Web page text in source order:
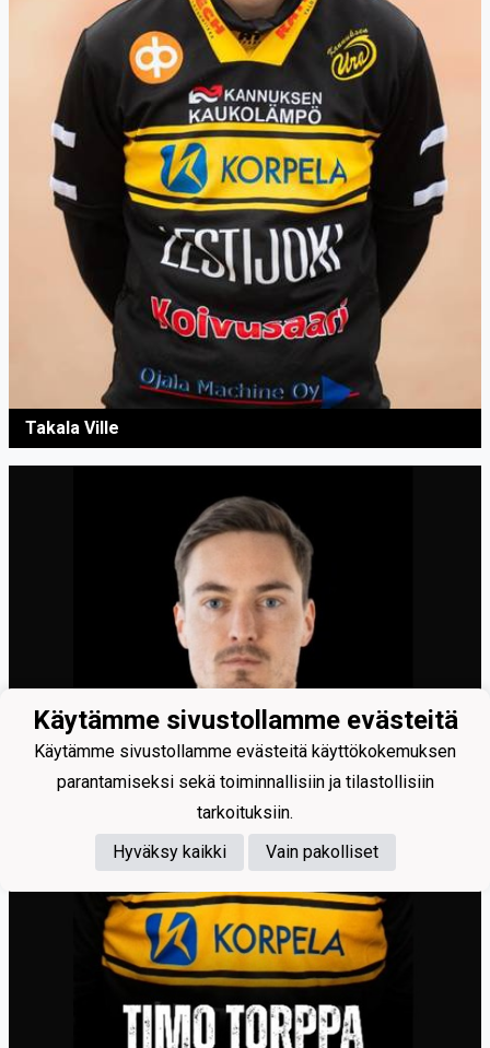
Takala Ville
Käytämme sivustollamme evästeitä
Käytämme sivustollamme evästeitä käyttökokemuksen
parantamiseksi sekä toiminnallisiin ja tilastollisiin
tarkoituksiin.
Hyväksy kaikki
Vain pakolliset